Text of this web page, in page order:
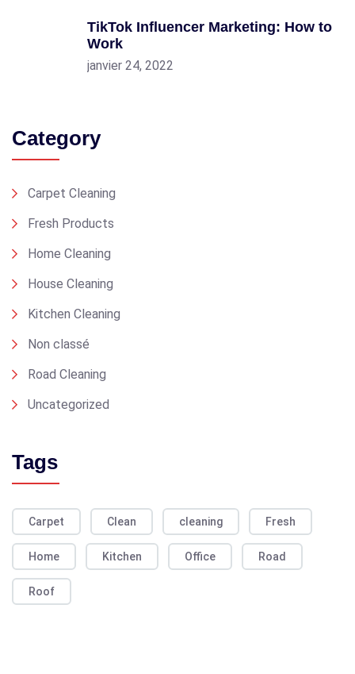
TikTok Influencer Marketing: How to
Work
janvier 24, 2022
Category
Carpet Cleaning
Fresh Products
Home Cleaning
House Cleaning
Kitchen Cleaning
Non classé
Road Cleaning
Uncategorized
Tags
Carpet Clean cleaning Fresh
Home Kitchen Office Road
Roof